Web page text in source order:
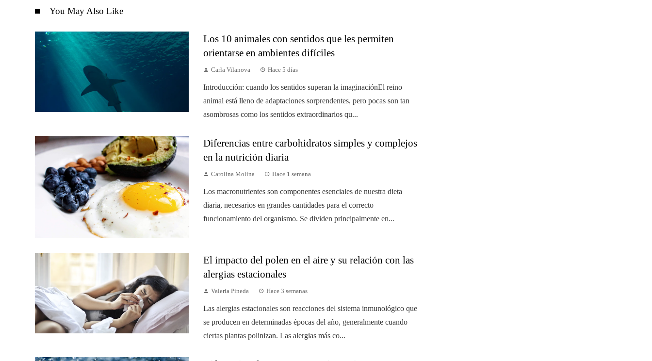
You May Also Like
Los 10 animales con sentidos que les permiten
orientarse en ambientes difíciles
Carla Vilanova Hace 5 días
Introducción: cuando los sentidos superan la imaginaciónEl reino
animal está lleno de adaptaciones sorprendentes, pero pocas son tan
asombrosas como los sentidos extraordinarios qu...
Diferencias entre carbohidratos simples y complejos
en la nutrición diaria
Carolina Molina Hace 1 semana
Los macronutrientes son componentes esenciales de nuestra dieta
diaria, necesarios en grandes cantidades para el correcto
funcionamiento del organismo. Se dividen principalmente en...
El impacto del polen en el aire y su relación con las
alergias estacionales
Valeria Pineda Hace 3 semanas
Las alergias estacionales son reacciones del sistema inmunológico que
se producen en determinadas épocas del año, generalmente cuando
ciertas plantas polinizan. Las alergias más co...